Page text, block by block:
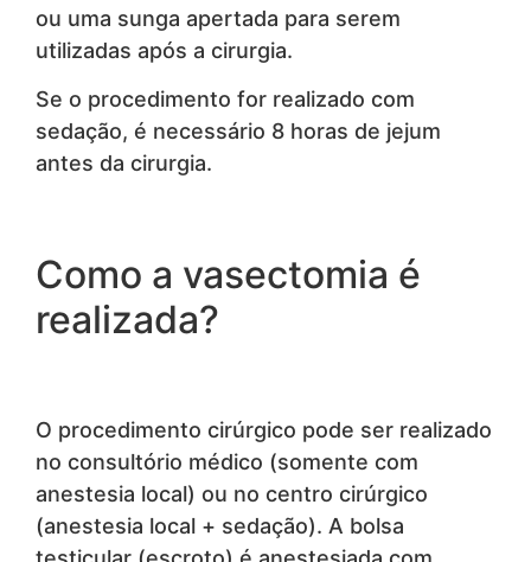
ou uma sunga apertada para serem
utilizadas após a cirurgia.
Se o procedimento for realizado com
sedação, é necessário 8 horas de jejum
antes da cirurgia.
Como a vasectomia é
realizada?
O procedimento cirúrgico pode ser realizado
no consultório médico (somente com
anestesia local) ou no centro cirúrgico
(anestesia local + sedação). A bolsa